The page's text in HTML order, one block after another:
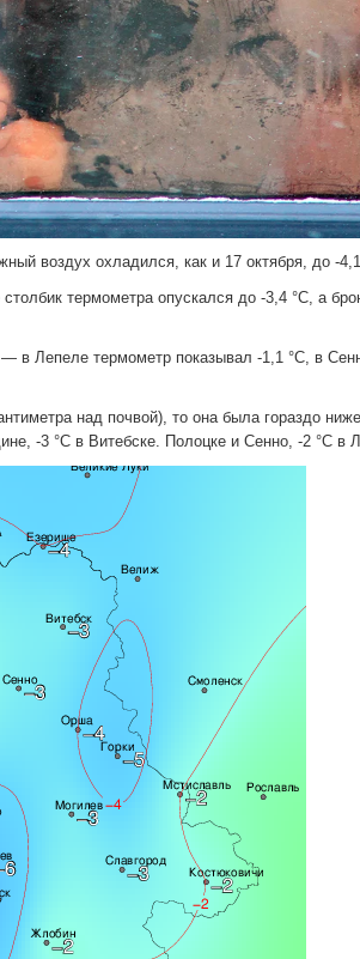
воздух охладился, как и 17 октября, до -4,1
термометра опускался до -3,4 °C, а
в Лепеле термометр показывал -1,1 °C, в
над почвой), то она была гораздо
-3 °C в Витебске. Полоцке и Сенно, -2 °C в